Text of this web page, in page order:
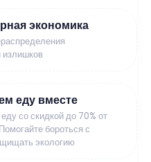
экономика
еду вместе
со скидкой до 70% от
бороться с
экологию